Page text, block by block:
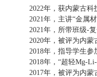
2022年，获内蒙古科
2021 年，主讲“金属
2021 年，所带班级-
2020年，被评为内蒙
2018年，指导学生参
2018年，“超轻Mg-
2017年，被评为内蒙